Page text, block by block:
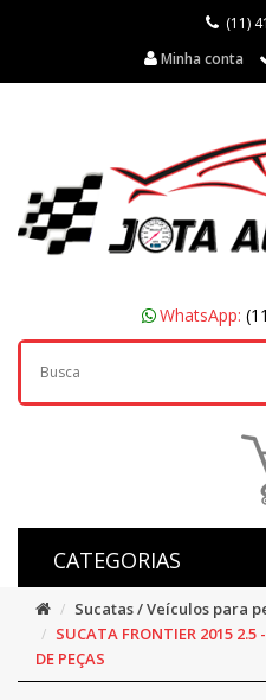
(11)
Minha conta
WhatsApp:
CATEGORIAS
Sucatas / Veículos para
SUCATA FRONTIER 2015 2.5
DE PEÇAS